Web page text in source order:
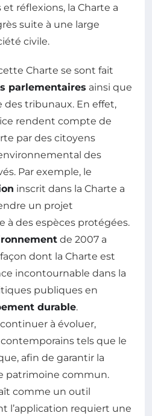
réflexions, la Charte a
suite à une large
civile.
Charte se sont fait
parlementaires ainsi que
des tribunaux. En effet,
rendent compte de
par des citoyens
des
Par exemple, le
inscrit dans la Charte a
un projet
à des espèces protégées.
de 2007 a
dont la Charte est
incontournable dans la
publiques en
durable.
à évoluer,
tels que le
afin de garantir la
patrimoine commun.
comme un outil
l’application requiert une